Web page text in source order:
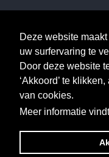
Deze website
uw surfervaring te
Door deze website
‘Akkoord’ te
van cookies.
Meer informatie
Social media
This site is protected